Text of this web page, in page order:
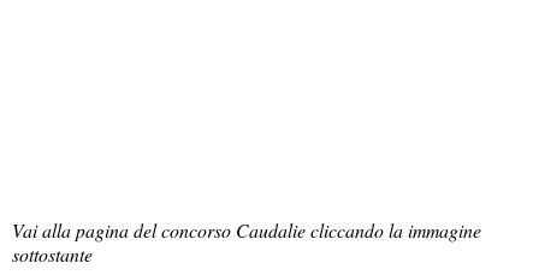
Vai alla pagina del concorso Caudalie cliccando la immagine
sottostante